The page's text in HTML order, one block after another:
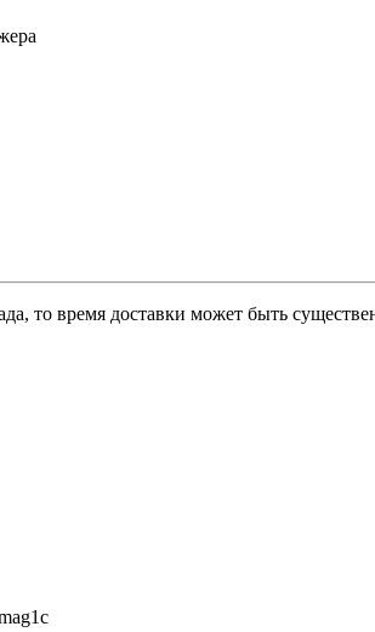
то время доставки может быть